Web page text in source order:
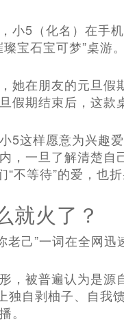
小5（化名）在手
宝石宝可梦”桌游
她在朋友的元旦
假期结束后，这款
5这样愿意为兴趣
，一旦了解清楚
“不等待”的爱，也
就火了？
老己”一词在全网
，被普遍认为是源
独自剥柚子、自我
。